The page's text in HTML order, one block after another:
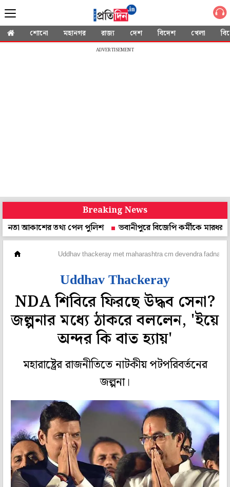
শোনো মহানগর রাজ্য দেশ বিদেশ খেলা
ADVERTISEMENT
Breaking News
তথ্য পেল পুলিশ
ভবানীপুরে বিজেপি কর্মীকে মারধর, মাকে
Uddhav thackeray met maharashtra cm devendra
Uddhav Thackeray
NDA শিবিরে ফিরছে উদ্ধব সেনা?
জল্পনার মধ্যে ঠাকরে বললেন, 'ইয়ে
অন্দর কি বাত হ্যায়'
মহারাষ্ট্রের রাজনীতিতে নাটকীয় পটপরিবর্তনের
জল্পনা।